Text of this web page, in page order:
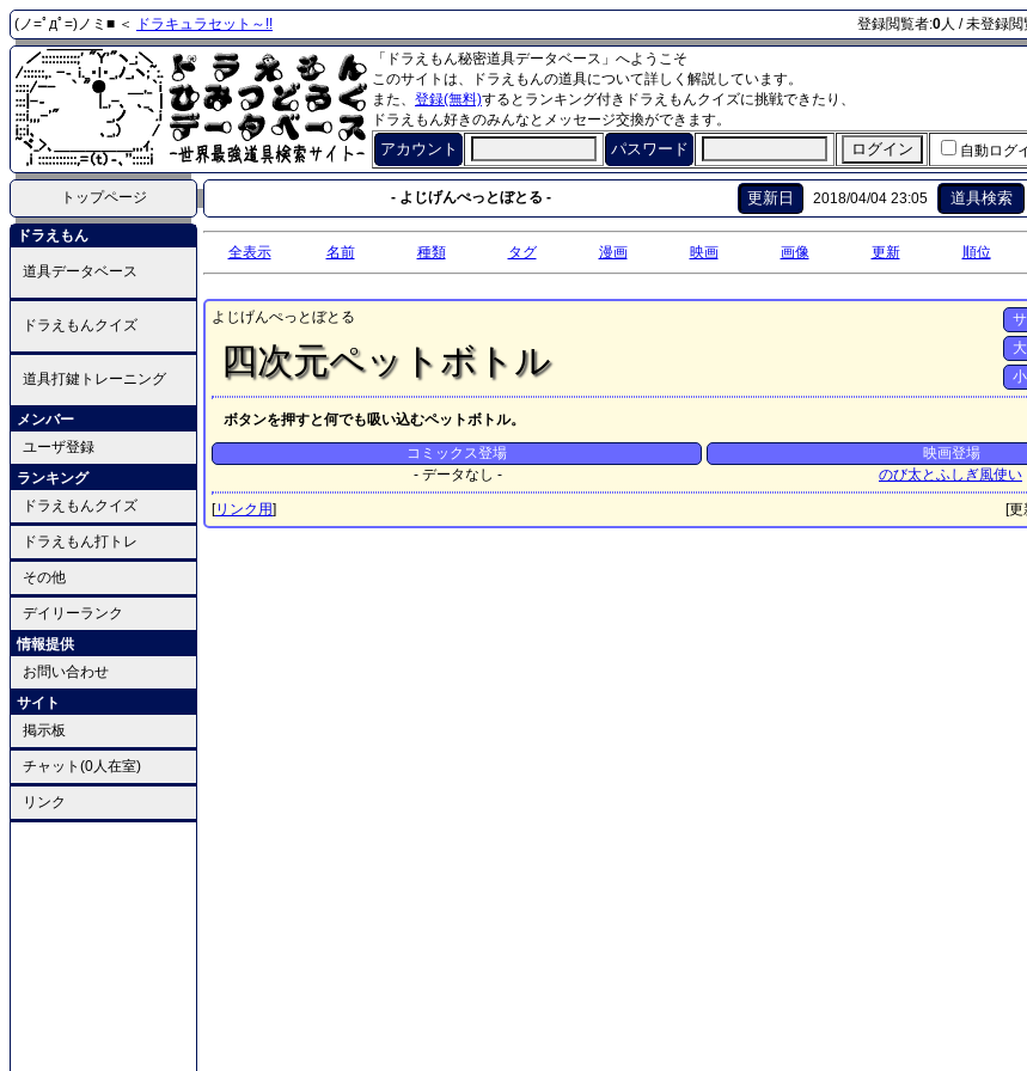
(ノ=ﾟдﾟ=)ノミ■ ＜ ドラキュラセット～!! 登録閲覧者:0人 / 未登録
「ドラえもん秘密道具データベース」へようこそ
このサイトは、ドラえもんの道具について詳しく解説しています。
また、 登録(無料)するとランキング付きドラえもんクイズに挑戦できたり、
ドラえもん好きのみんなとメッセージ交換ができます。
アカウント パスワード 自動ログ
トップページ - よじげんぺっとぼとる - 更新日 2018/04/04 23:05 道具検索
ドラえもん
道具データベース
ドラえもんクイズ
道具打鍵トレーニング
メンバー
ユーザ登録
ランキング
ドラえもんクイズ
ドラえもん打トレ
その他
デイリーランク
情報提供
お問い合わせ
サイト
掲示板
チャット(0人在室)
リンク
全表示 名前 種類 タグ 漫画 映画 画像 更新 順位
よじげんぺっとぼとる
四次元ペットボトル
ボタンを押すと何でも吸い込むペットボトル。
コミックス登場
- データなし -
映画登場
のび太とふしぎ風使い
[リンク用] [